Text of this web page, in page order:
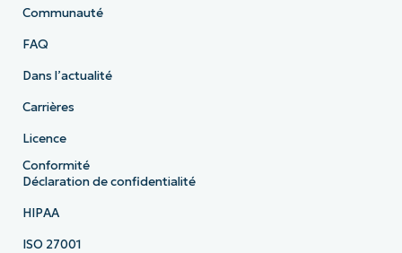
Communauté
FAQ
Dans l’actualité
Carrières
Licence
Conformité
Déclaration de confidentialité
HIPAA
ISO 27001